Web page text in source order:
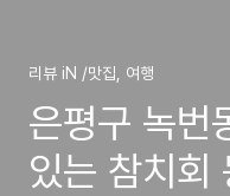
리뷰 iN /맛집, 여행
은평구 녹번
있는 참치회